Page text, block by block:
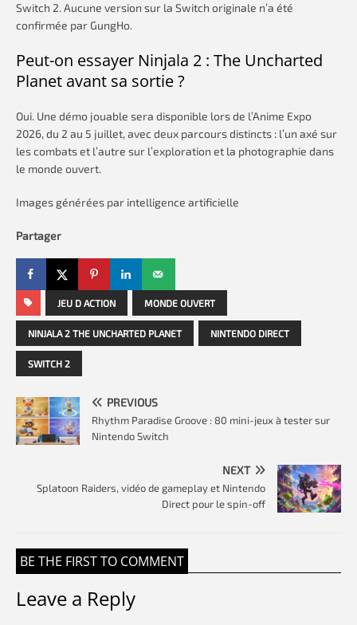
Switch 2. Aucune version sur la Switch originale n’a été
confirmée par GungHo.
Peut-on essayer Ninjala 2 : The Uncharted
Planet avant sa sortie ?
Oui. Une démo jouable sera disponible lors de l’Anime Expo
2026, du 2 au 5 juillet, avec deux parcours distincts : l’un axé sur
les combats et l’autre sur l’exploration et la photographie dans
le monde ouvert.
Images générées par intelligence artificielle
Partager
JEU D ACTION MONDE OUVERT
NINJALA 2 THE UNCHARTED PLANET NINTENDO DIRECT
SWITCH 2
PREVIOUS
Rhythm Paradise Groove : 80 mini-jeux à tester sur
Nintendo Switch
NEXT
Splatoon Raiders, vidéo de gameplay et Nintendo
Direct pour le spin-off
BE THE FIRST TO COMMENT
Leave a Reply